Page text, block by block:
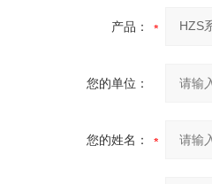
产品：
您的单位：
您的姓名：